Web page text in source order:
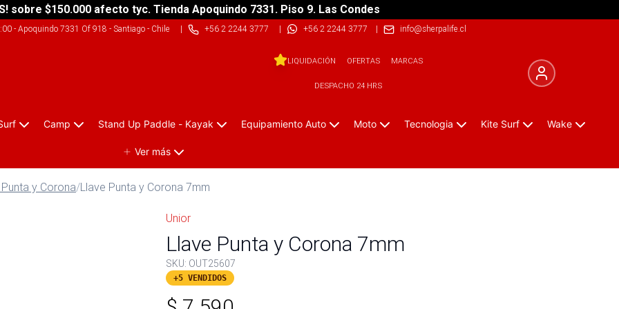
sobre $150.000 afecto tyc. Tienda Apoquindo 7331. Piso 9. Las Condes
- Apoquindo 7331 Of 918 - Santiago - Chile| +56 2 2244 3777 | +56 2 2244 3777 | info@sherpalife.cl
LIQUIDACIÓN OFERTAS MARCAS
DESPACHO 24 HRS
Camp Stand Up Paddle - Kayak Equipamiento Auto Moto Tecnologia Kite Surf Wake
Ver más
y Corona/Llave Punta y Corona 7mm
Unior
Llave Punta y Corona 7mm
SKU: OUT25607
+5 VENDIDOS